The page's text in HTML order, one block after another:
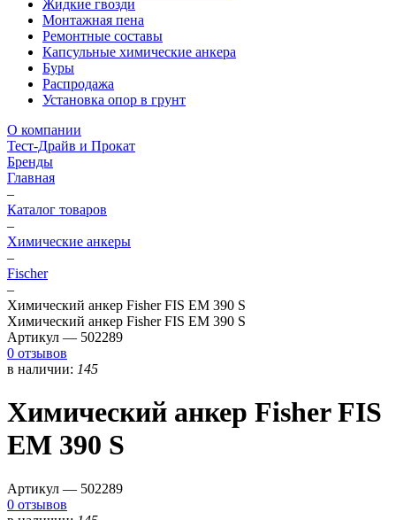
Жидкие гвозди
Монтажная пена
Ремонтные составы
Капсульные химические анкера
Буры
Распродажа
Установка опор в грунт
О компании
Тест-Драйв и Прокат
Бренды
Главная
–
Каталог товаров
–
Химические анкеры
–
Fischer
–
Химический анкер Fisher FIS EM 390 S
Химический анкер Fisher FIS EM 390 S
Артикул — 502289
0 отзывов
в наличии: 145
Химический анкер Fisher FIS
EM 390 S
Артикул — 502289
0 отзывов